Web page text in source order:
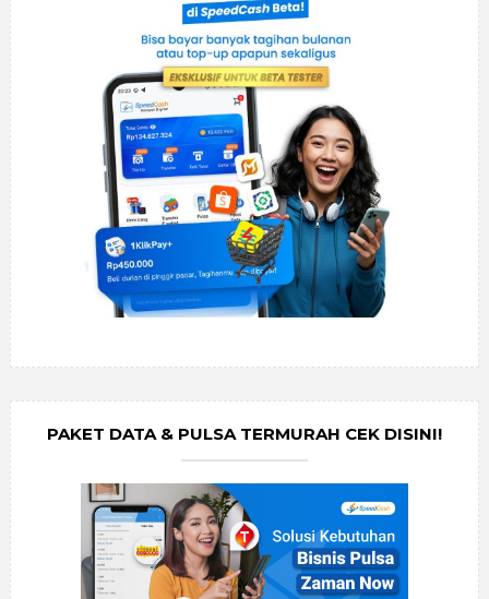
PAKET DATA & PULSA TERMURAH CEK DISINI!